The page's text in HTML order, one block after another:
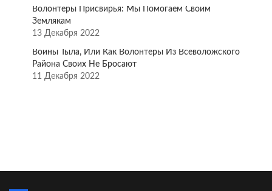
Волонтёры Присвирья: Мы Помогаем Своим
Землякам
13 Декабря 2022
Воины Тыла, Или Как Волонтёры Из Всеволожского
Района Своих Не Бросают
11 Декабря 2022